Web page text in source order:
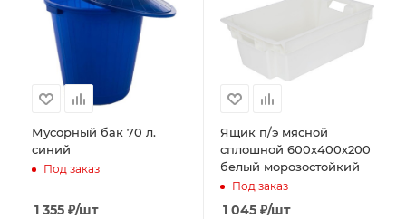
Мусорный бак 70 л.
синий
Под заказ
1 355 ₽/шт
Ящик п/э мясной
сплошной 600х400х200
белый морозостойкий
Под заказ
1 045₽/шт